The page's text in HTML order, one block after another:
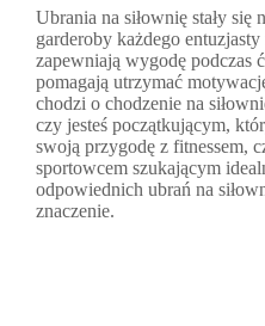
Ubrania na siłownię stały się
garderoby każdego
zapewniają wygodę podczas
pomagają utrzymać
chodzi o chodzenie na
czy jesteś początkującym,
swoją przygodę z fitnessem,
sportowcem szukającym
odpowiednich ubrań na
znaczenie.